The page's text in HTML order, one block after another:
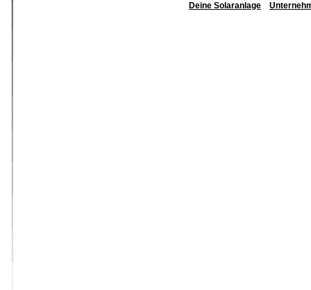
Deine Solaranlage